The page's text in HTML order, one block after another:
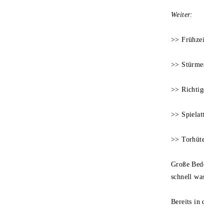
Weiter:
>>
>>
>>
>>
>>
Große
schnell
Bereits in